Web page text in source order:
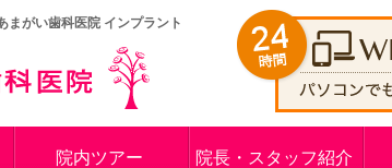
まがい歯科医院 インプラント
院内ツアー 院長・スタッフ紹介